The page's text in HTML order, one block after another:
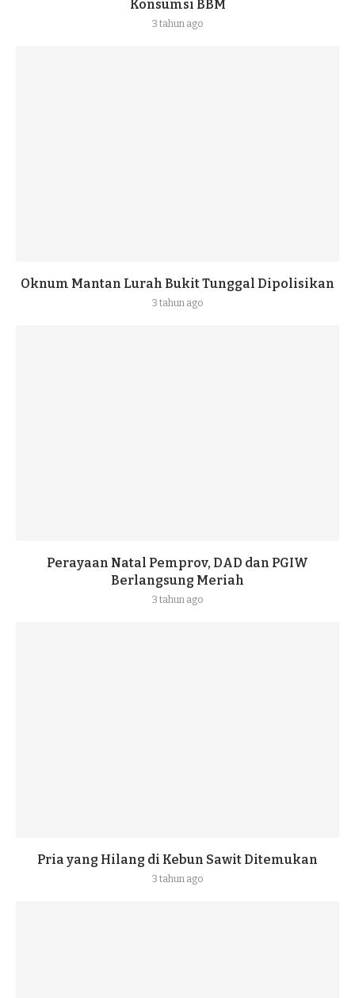
Konsumsi BBM
3 tahun ago
Oknum Mantan Lurah Bukit Tunggal Dipolisikan
3 tahun ago
Perayaan Natal Pemprov, DAD dan PGIW
Berlangsung Meriah
3 tahun ago
Pria yang Hilang di Kebun Sawit Ditemukan
3 tahun ago